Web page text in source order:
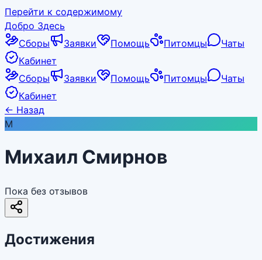
Перейти к содержимому
Добро Здесь
Сборы
Заявки Помощь Питомцы
Чаты
Кабинет
Сборы
Заявки Помощь Питомцы
Чаты
Кабинет
← Назад
М
Михаил Смирнов
Пока без отзывов
Достижения